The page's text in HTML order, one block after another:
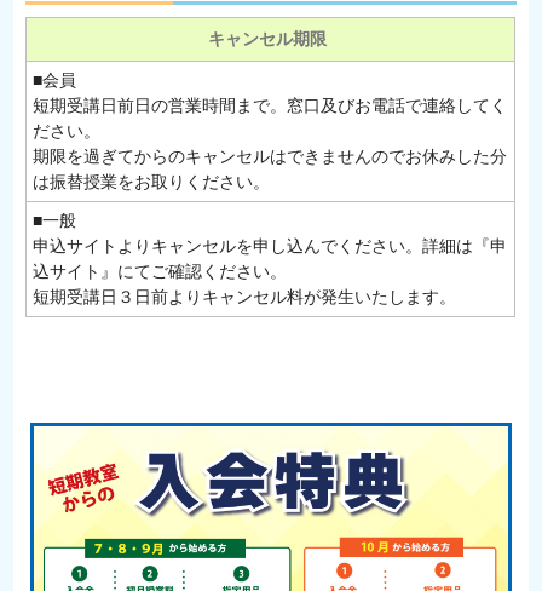
キャンセル期限
■会員
短期受講日前日の営業時間まで。窓口及びお電話で連絡してく
ださい。
期限を過ぎてからのキャンセルはできませんのでお休みした分
は振替授業をお取りください。
■一般
申込サイトよりキャンセルを申し込んでください。詳細は『申
込サイト』にてご確認ください。
短期受講日３日前よりキャンセル料が発生いたします。